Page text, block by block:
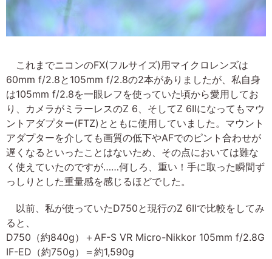
これまでニコンのFX(フルサイズ)用マイクロレンズは
60mm f/2.8と105mm f/2.8の2本がありましたが、私自身
は105mm f/2.8を一眼レフを使っていた頃から愛用してお
り、カメラがミラーレスのZ 6、そしてZ 6IIになってもマウ
ントアダプター(FTZ)とともに使用していました。マウント
アダプターを介しても画質の低下やAFでのピント合わせが
遅くなるといったことはないため、その点においては難な
く使えていたのですが……何しろ、重い！手に取った瞬間ず
っしりとした重量感を感じるほどでした。
以前、私が使っていたD750と現行のZ 6IIで比較をしてみ
ると、
D750（約840g）＋AF-S VR Micro-Nikkor 105mm f/2.8G
IF-ED（約750g）＝約1,590g